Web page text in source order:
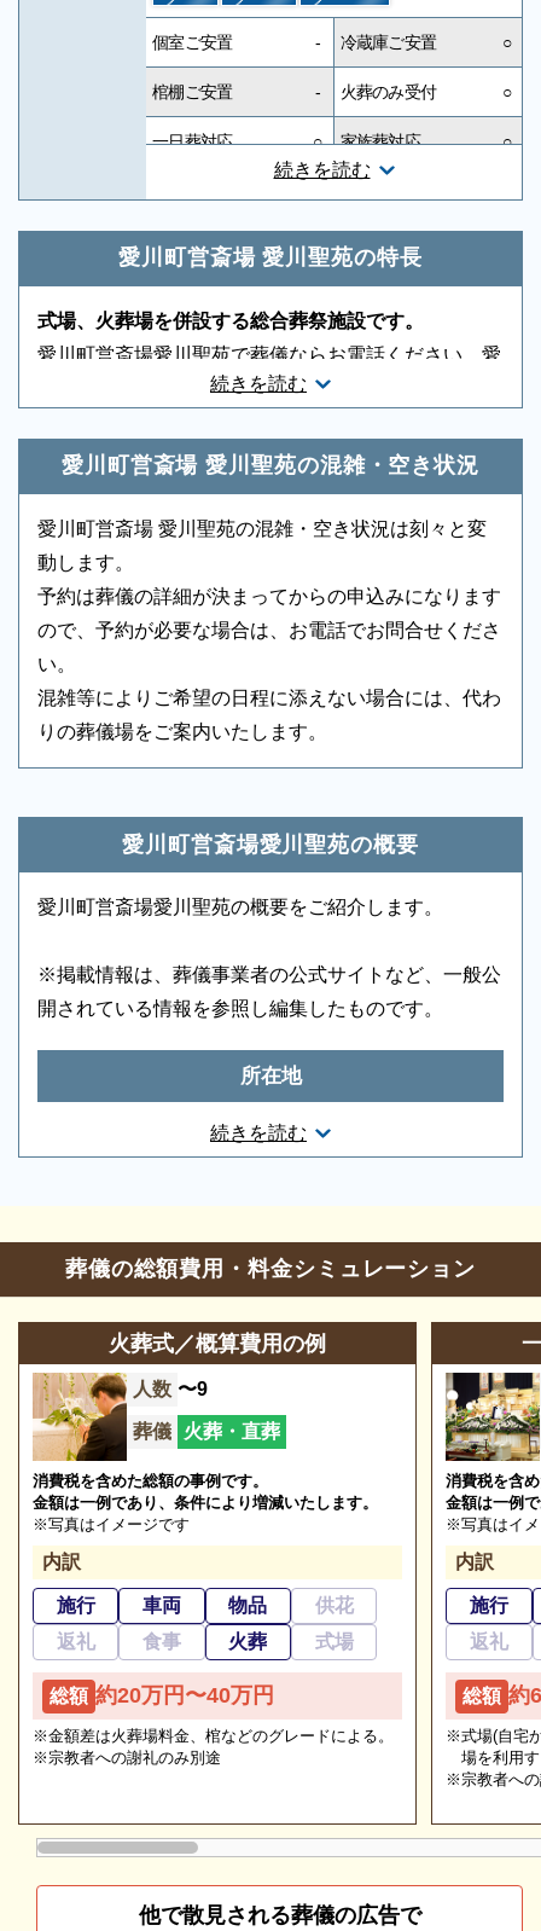
続きを読む
個室ご安置 - 冷蔵庫ご安置 ○
棺棚ご安置 - 火葬のみ受付 ○
一日葬対応 ○ 家族葬対応 ○
神道対応 キリスト教対応
友人葬対応 ○ 社葬対応 -
葬祭ディレクター
音響、照明設備 -
親族控室 ○ 宗教者控室 ○
浴室 - 貸布団
アメニティセット - 冷蔵庫
テレビ - 多目的トイレ
バリアフリー意識 - エントランス
ロビー
・愛川町営斎場愛川聖苑では葬祭場（葬儀式
場、待合室）を貸出しています。
・休場日は、1月1日から1月3日までと施設
・葬儀専用施設のため葬儀事業者を通じてご
利用いただく施設です。
・町外の方もご利用になれますが利用料金が
愛川町民と異なりますのでご留意ください。
愛川町営斎場 愛川聖苑の特長
続きを読む
式場、火葬場を併設する総合葬祭施設です。
愛川町営斎場愛川聖苑で葬儀ならお電話ください。愛
川町営斎場愛川聖苑で通夜・葬儀・火葬までを一か所
なお葬式が行われています。もしもの時は、申込み順
になりますので取り急ぎお電話ください。迅速に手配
いたします。
ださい
ご状況・ご希望などをお伺いしながら段取りを進めま
配、ご安置先（霊安室・安置室）などについても、ご
ご希望にあわせて葬儀の段取りを進めます。火葬場、
霊柩車などの手配をはじめ、必要な葬具（祭壇、棺、
ドライアイス）などを、ご希望にあわせてご用意いた
します。また、市区役所への死亡届なども代行できま
す。まずはお電話ください。
ご相談は無料で承ります
非日常的な葬儀のこと。初めての方はもちろん、経験
のある方でもわからないことが多いものです。少しで
も不安や心配事があれば、些細と思われることでも遠
で理解が進めば、必要・不要の判断もつきやすくなり
愛川町営斎場 愛川聖苑の混雑・空き状況
愛川町営斎場 愛川聖苑の混雑・空き状況は刻々と変
動します。
予約は葬儀の詳細が決まってからの申込みになります
ので、予約が必要な場合は、お電話でお問合せくださ
い。
混雑等によりご希望の日程に添えない場合には、代わ
りの葬儀場をご案内いたします。
続きを読む
愛川町営斎場愛川聖苑の概要
愛川町営斎場愛川聖苑の概要をご紹介します。
※掲載情報は、葬儀事業者の公式サイトなど、一般公
開されている情報を参照し編集したものです。
所在地
神奈川県愛甲郡愛川町棚沢941-1
葬儀の相談 0120-24-1234
参列等のお問合せ 046-285-9411
営業時間 8:30~17:00
定休日
1月1日～3日、友引、施設の
管理上必要と認める日
※2024/03/20時点
愛川町営斎場愛川聖苑の葬儀の種類
愛川町営斎場愛川聖苑の葬儀の種類をご紹介します。
愛川町営斎場愛川聖苑の一般葬
「一般葬」とは、古くからの伝統がある葬儀の種類
の流れが執り行われる葬儀形態です。
伝統を大切にされている方にはおすすめのお葬式にな
ります。
葬儀の総額費用・料金シミュレーション
火葬式／概算費用の例
人数 〜9
葬儀 火葬・直葬
消費税を含めた総額の事例です。
金額は一例であり、条件により増減いたします。
※写真はイメージです
内訳
施行 車両 物品
供花
返礼
食事 火葬 式場
総額 約20万円〜40万円
※金額差は火葬場料金、棺などのグレードによる。
※宗教者への謝礼のみ別途
消費税を含
金額は一例
※写真はイ
内訳
施行
返礼
総額 約
※式場(自宅
場を利用
※宗教者へ
他で散見される葬儀の広告で